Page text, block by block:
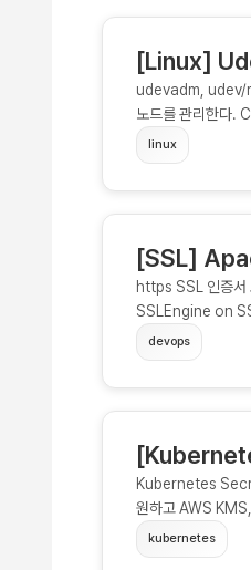
[Linux]
udevadm, udev/
노드를 관리한다.
udevadm 명령을
/devices/
ata-2.0 E:
DEVPATH=/
략 P 는
linux
[SSL]
https SSL 인증
SSLEngine on
인증서파일경로/
devops
Kubernetes
원하고 AWS
API Token, Key
구를 이용하여
kubernetes